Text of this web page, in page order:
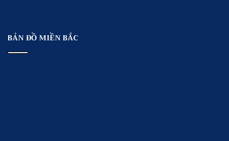
BẢN ĐỒ MIỀN BẮC